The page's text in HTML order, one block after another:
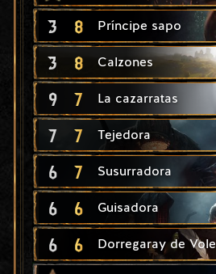
3 8 Príncipe sapo
3 8 Calzones
9 7 La cazarratas
7 7 Tejedora
6 7 Susurradora
6 6 Guisadora
6 6 Dorregaray de Vole